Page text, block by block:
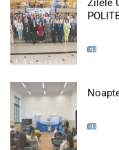
Zilele